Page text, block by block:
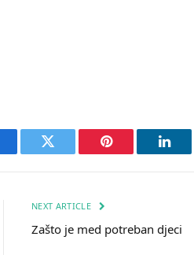
Twitter Pinterest
NEXT ARTICLE
Zašto je med potreban djeci